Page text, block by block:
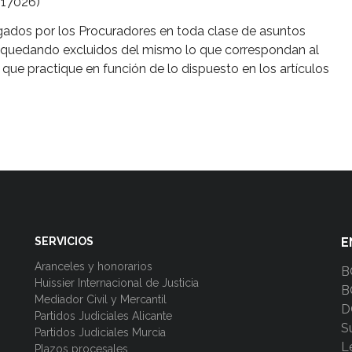
por los Procuradores en toda clase de asuntos
excluidos del mismo lo que correspondan al
practique en función de lo dispuesto en los artículos
SERVICIOS
Aranceles y honorarios
Huissier Internacional de Justicia
Mediador Civil y Mercantil
Partidos Judiciales Alicante
Partidos Judiciales Murcia
Plazos procesales